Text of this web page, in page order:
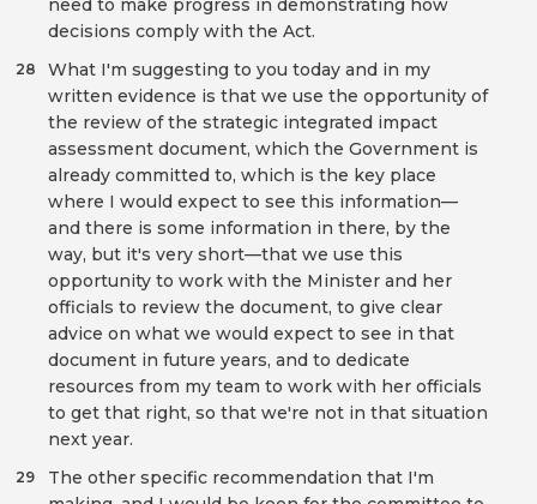
need to make progress in demonstrating how
decisions comply with the Act.
What I'm suggesting to you today and in my
written evidence is that we use the opportunity of
the review of the strategic integrated impact
assessment document, which the Government is
already committed to, which is the key place
where I would expect to see this information—
and there is some information in there, by the
way, but it's very short—that we use this
opportunity to work with the Minister and her
officials to review the document, to give clear
advice on what we would expect to see in that
document in future years, and to dedicate
resources from my team to work with her officials
to get that right, so that we're not in that situation
next year.
28
The other specific recommendation that I'm
29